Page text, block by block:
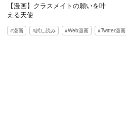
【漫画】クラスメイトの願いを叶
える天使
漫画 試し読み Web漫画 Twitter漫画